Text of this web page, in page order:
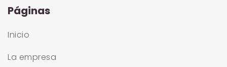
Páginas
Inicio
La empresa